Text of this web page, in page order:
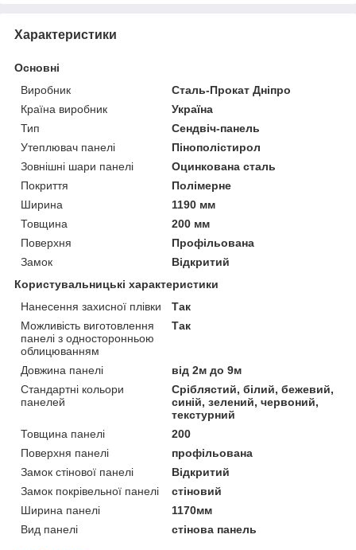
Характеристики
Основні
Виробник
Сталь-Прокат Дніпро
Країна виробник
Україна
Тип
Сендвіч-панель
Утеплювач панелі
Пінополістирол
Зовнішні шари панелі
Оцинкована сталь
Покриття
Полімерне
Ширина
1190 мм
Товщина
200 мм
Поверхня
Профільована
Замок
Відкритий
Користувальницькі характеристики
Нанесення захисної плівки
Так
Можливість виготовлення
панелі з односторонньою
облицюванням
Так
Довжина панелі
від 2м до 9м
Стандартні кольори
панелей
Сріблястий, білий, бежевий,
синій, зелений, червоний,
текстурний
Товщина панелі
200
Поверхня панелі
профільована
Замок стінової панелі
Відкритий
Замок покрівельної панелі
стіновий
Ширина панелі
1170мм
Вид панелі
стінова панель